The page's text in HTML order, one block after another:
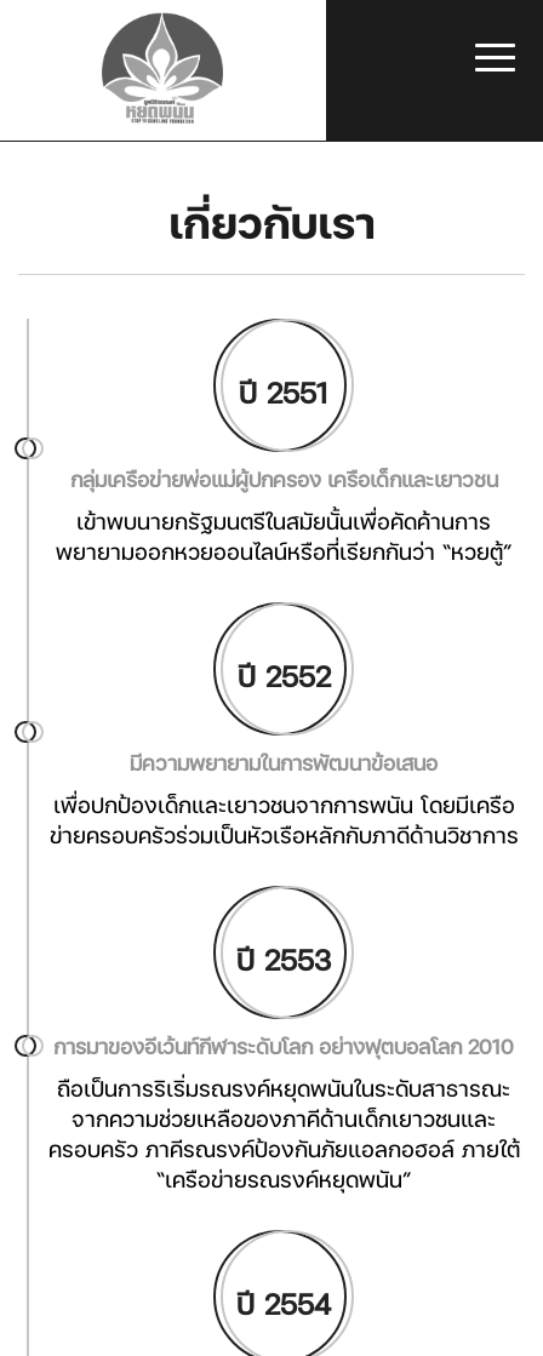
เกี่ยวกับเรา
ปี 2551
กลุ่มเครือข่ายพ่อแม่ผู้ปกครอง เครือเด็กและเยาวชน
เข้าพบนายกรัฐมนตรีในสมัยนั้นเพื่อคัดค้านการ
พยายามออกหวยออนไลน์หรือที่เรียกกันว่า “หวยตู้”
ปี 2552
มีความพยายามในการพัฒนาข้อเสนอ
เพื่อปกป้องเด็กและเยาวชนจากการพนัน โดยมีเครือ
ข่ายครอบครัวร่วมเป็นหัวเรือหลักกับภาดีด้านวิชาการ
ปี 2553
การมาของอีเว้นท์กีฬาระดับโลก อย่างฟุตบอลโลก 2010
ถือเป็นการริเริ่มรณรงค์หยุดพนันในระดับสาธารณะ
จากความช่วยเหลือของภาคีด้านเด็กเยาวชนและ
ครอบครัว ภาคีรณรงค์ป้องกันภัยแอลกอฮอล์ ภายใต้
“เครือข่ายรณรงค์หยุดพนัน”
ปี 2554